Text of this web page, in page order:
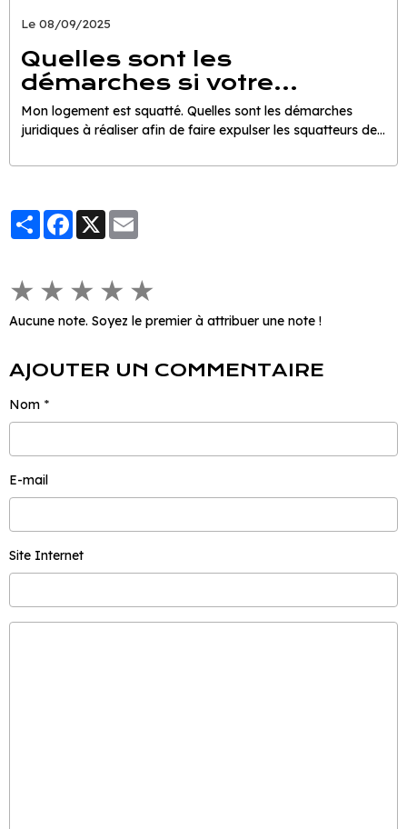
Le 08/09/2025
Quelles sont les
démarches si votre
logement est squatté?!
Mon logement est squatté. Quelles sont les démarches
juridiques à réaliser afin de faire expulser les squatteurs de
PartagerFacebook
X
★ ★ ★ ★ ★
Aucune note. Soyez le premier à attribuer une note !
AJOUTER UN COMMENTAIRE
Nom
E-mail
Site Internet